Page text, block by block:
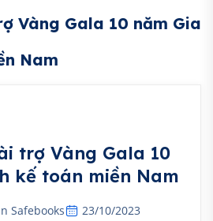
Vàng Gala 10 năm Gia
Nam
trợ Vàng Gala 10
kế toán miền Nam
Safebooks 23/10/2023